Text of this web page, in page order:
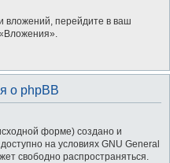
вложений, перейдите в ваш
о phpBB
форме) создано и
на условиях GNU General
свободно распространяться.